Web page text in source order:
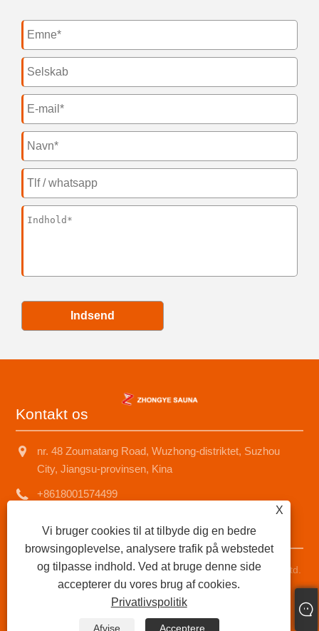
Indsend
Kontakt os
nr. 48 Zoumatang Road, Wuzhong-distriktet, Suzhou
City, Jiangsu-provinsen, Kina
+8618001574499
Copyright © 2025 Suzhou Zhongye Sauna Equipment Co., Ltd.
Alle rettigheder forbeholdes.
Sitemap|RSS|XML|
X
Vi bruger cookies til at tilbyde dig en bedre
browsingoplevelse, analysere trafik på webstedet
og tilpasse indhold. Ved at bruge denne side
accepterer du vores brug af cookies.
Privatlivspolitik
Afvise Acceptere